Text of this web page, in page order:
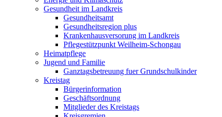
Gesundheit im Landkreis
Gesundheitsamt
Gesundheitsregion plus
Krankenhausversorung im Landkreis
Pflegestützpunkt Weilheim-Schongau
Heimatpflege
Jugend und Familie
Ganztagsbetreuung fuer Grundschulkinder
Kreistag
Bürgerinformation
Geschäftsordnung
Mitglieder des Kreistags